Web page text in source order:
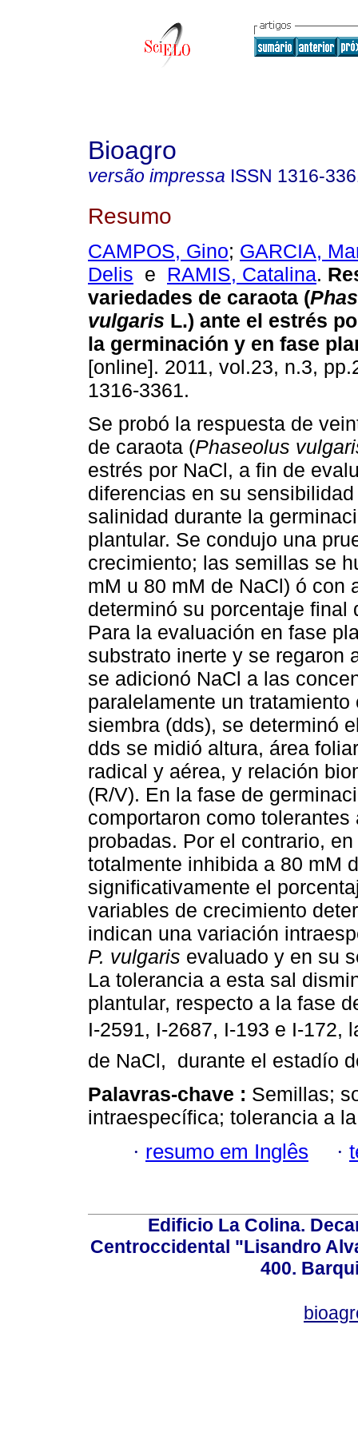
Bioagro
versão impressa ISSN 1316-
Resumo
CAMPOS, Gino; GARCIA,
Delis e RAMIS, Catalina.
variedades de caraota (
vulgaris L.) ante el estrés
la germinación y en fase
[online]. 2011, vol.23, n.3,
1316-3361.
Se probó la respuesta de
de caraota (Phaseolus
estrés por NaCl, a fin de
diferencias en su
salinidad durante la
plantular. Se condujo una
crecimiento; las semillas se
mM u 80 mM de NaCl) ó con
determinó su porcentaje
Para la evaluación en fase
substrato inerte y se regaron
se adicionó NaCl a las
paralelamente un
siembra (dds), se determinó
dds se midió altura, área
radical y aérea, y relación
(R/V). En la fase de
comportaron como
probadas. Por el contrario,
totalmente inhibida a 80 mM
significativamente el
variables de crecimiento
indican una variación
P. vulgaris evaluado y en su
La tolerancia a esta sal
plantular, respecto a la fase
I-2591, I-2687, I-193 e I-
de NaCl, durante el estadío
Palavras-chave : Semillas;
intraespecífica; tolerancia a
· resumo em Inglês ·
Edificio La Colina.
Centroccidental "Lisandro
400.